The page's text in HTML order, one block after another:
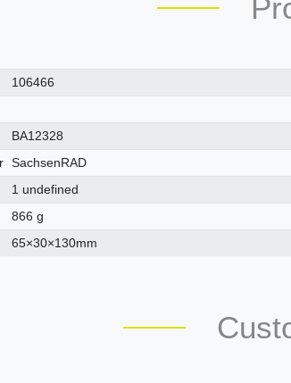
106466
BA12328
SachsenRAD
1 undefined
866 g
65×30×130mm